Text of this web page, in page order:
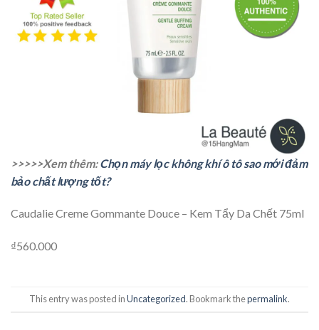
>>>>>Xem thêm:Chọn máy lọc không khí ô tô sao mới đảm
bảo chất lượng tốt?
Caudalie Creme Gommante Douce – Kem Tẩy Da Chết 75ml
₫560.000
This entry was posted inUncategorized. Bookmark thepermalink.